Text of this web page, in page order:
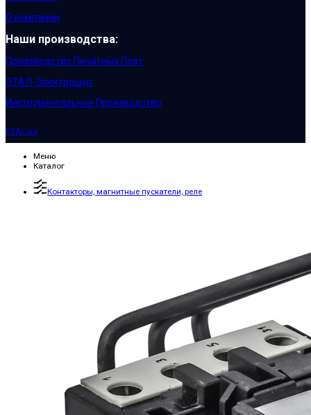
О компании
Наши производства:
Производство Печатных Плат
ЭТАЛ-Электрощит
Инструментальное Производство
ETAL.ua
Меню
Каталог
Контакторы, магнитные пускатели, реле